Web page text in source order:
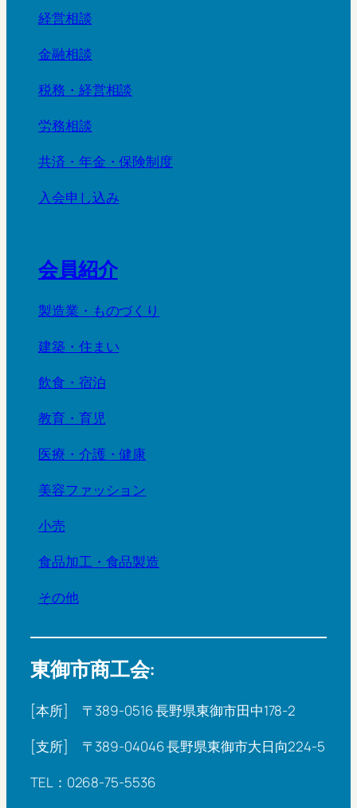
経営相談
金融相談
税務・経営相談
労務相談
共済・年金・保険制度
入会申し込み
会員紹介
製造業・ものづくり
建築・住まい
飲食・宿泊
教育・育児
医療・介護・健康
美容ファッション
小売
食品加工・食品製造
その他
東御市商工会:
[本所] 〒389-0516 長野県東御市田中178-2
[支所] 〒389-04046 長野県東御市大日向224-5
TEL：0268-75-5536